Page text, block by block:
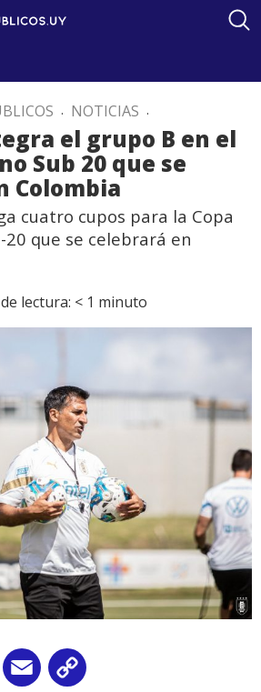
. NOTICIAS .
el grupo B en el
Sub 20 que se
Colombia
cuatro cupos para la Copa
20 que se celebrará en
lectura: < 1 minuto
WhatsApp
Email